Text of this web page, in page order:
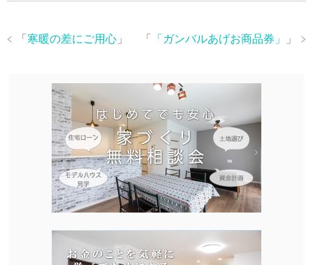
「 「ガンバルあげお商品券」 」
「 寒暖の差にご用心 」